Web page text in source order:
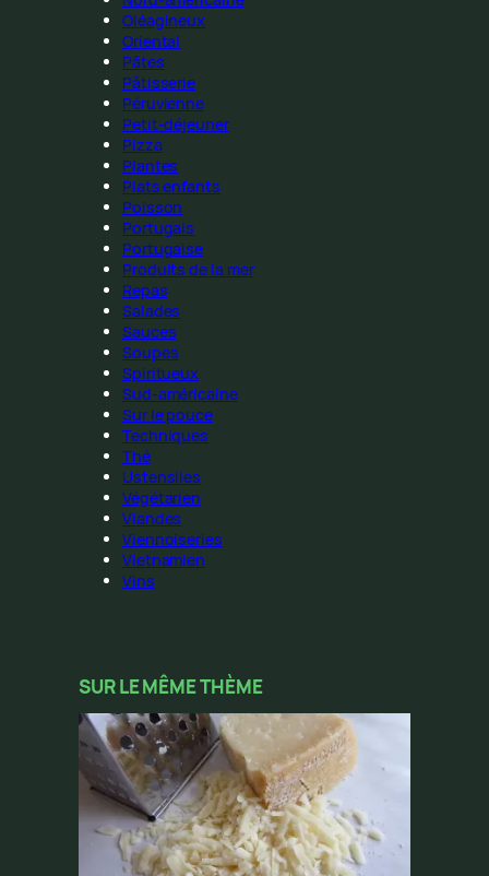
Oléagineux
Oriental
Pâtes
Pâtisserie
Péruvienne
Petit-déjeuner
Pizza
Plantes
Plats enfants
Poisson
Portugais
Portugaise
Produits de la mer
Repas
Salades
Sauces
Soupes
Spiritueux
Sud-américaine
Sur le pouce
Techniques
Thé
Ustensiles
Végétarien
Viandes
Viennoiseries
Vietnamien
Vins
SUR LE MÊME THÈME